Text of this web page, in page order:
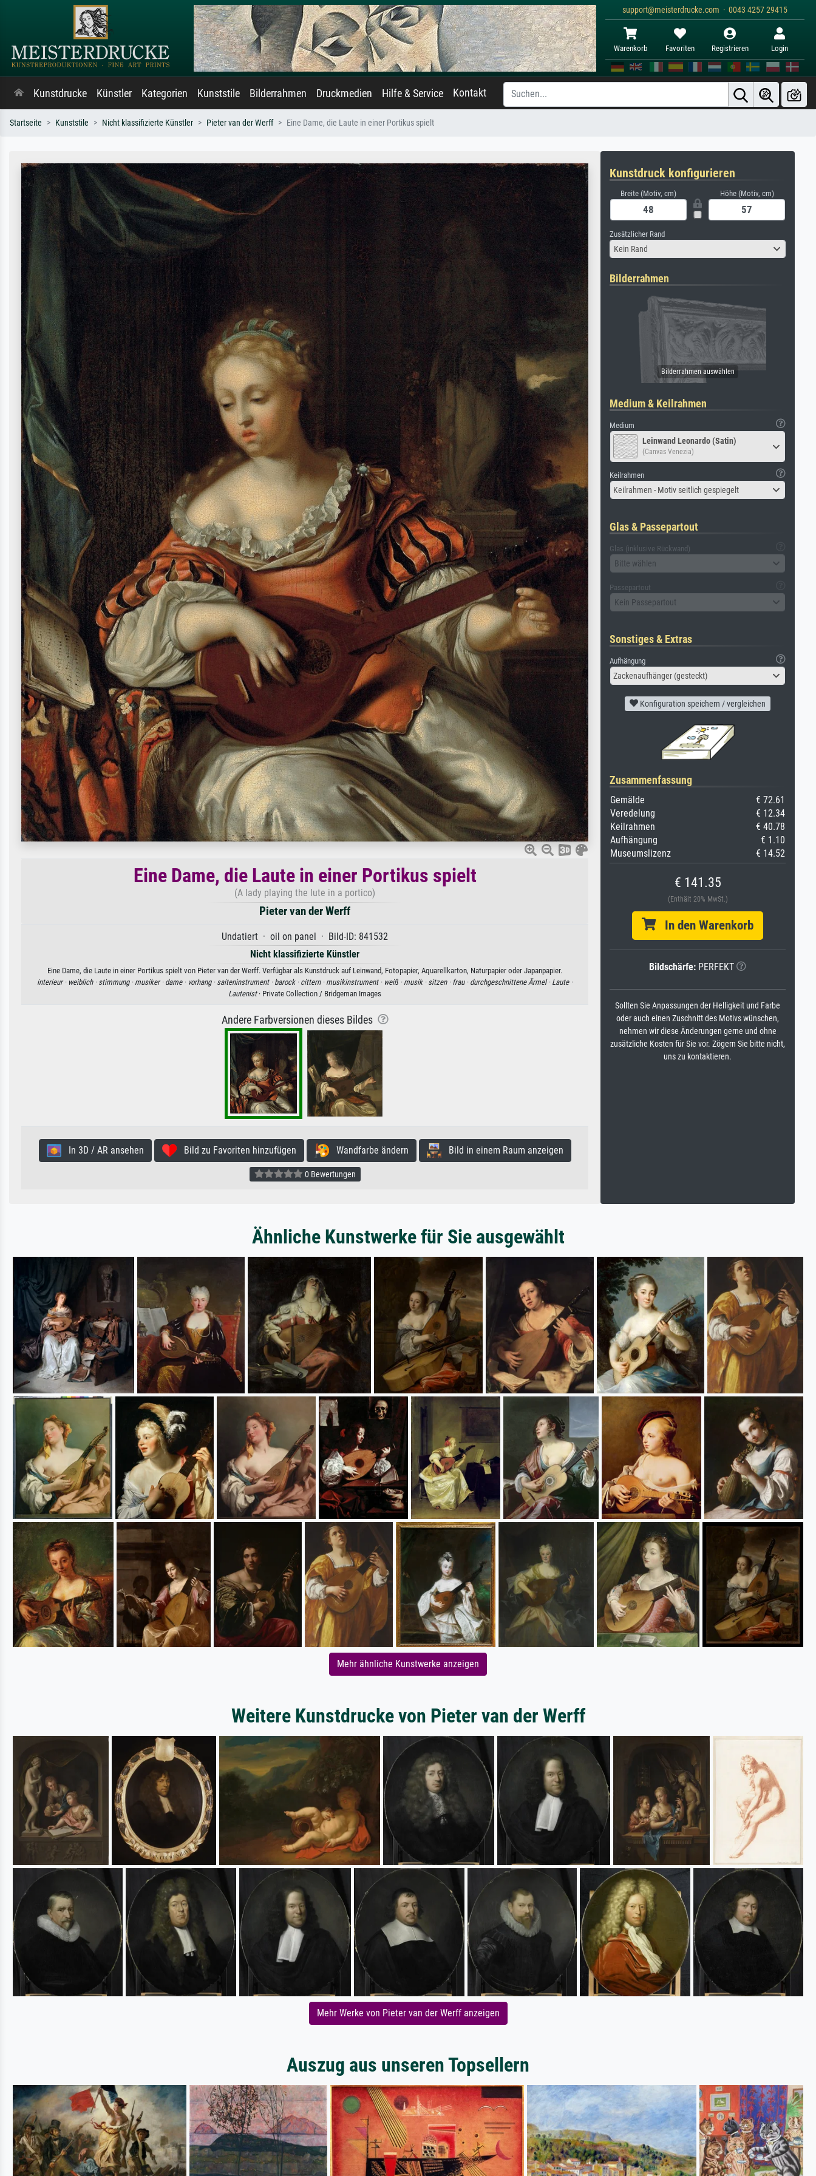
support@meisterdrucke.com · 0043 4257 29415
Warenkorb Favoriten Registrieren Login
Kunstdrucke Künstler Kategorien Kunststile Bilderrahmen Druckmedien Hilfe & Service Kontakt
Startseite Kunststile Nicht klassifizierte Künstler Pieter van der Werff Eine Dame, die Laute in einer Portikus spielt
Eine Dame, die Laute in einer Portikus spielt
(A lady playing the lute in a portico)
Pieter van der Werff
Undatiert · oil on panel · Bild-ID: 841532
Nicht klassifizierte Künstler
Eine Dame, die Laute in einer Portikus spielt von Pieter van der Werff. Verfügbar als Kunstdruck auf Leinwand, Fotopapier, Aquarellkarton, Naturpapier oder Japanpapier.
interieur · weiblich · stimmung · musiker · dame · vorhang · saiteninstrument · barock · cittern · musikinstrument · weiß · musik · sitzen · frau · durchgeschnittene Ärmel · Laute ·
Lautenist· Private Collection / Bridgeman Images
Andere Farbversionen dieses Bildes
In 3D / AR ansehen Bild zu Favoriten hinzufügen Wandfarbe ändern Bild in einem Raum anzeigen
0 Bewertungen
Kunstdruck konfigurieren
Breite (Motiv, cm) Höhe (Motiv, cm)
Zusätzlicher Rand
Kein Rand
Bilderrahmen
Medium & Keilrahmen
Medium
Leinwand Leonardo (Satin)
(Canvas Venezia)
Keilrahmen
Keilrahmen - Motiv seitlich gespiegelt
Glas & Passepartout
Glas (inklusive Rückwand)
Bitte wählen
Passepartout
Kein Passepartout
Sonstiges & Extras
Aufhängung
Zackenaufhänger (gesteckt)
Konfiguration speichern / vergleichen
Zusammenfassung
Gemälde
€ 72.61
Veredelung
€ 12.34
Keilrahmen
€ 40.78
Aufhängung
€ 1.10
Museumslizenz
€ 14.52
€ 141.35
(Enthält 20% MwSt.)
In den Warenkorb
Bildschärfe: PERFEKT
Sollten Sie Anpassungen der Helligkeit und Farbe
oder auch einen Zuschnitt des Motivs wünschen,
nehmen wir diese Änderungen gerne und ohne
zusätzliche Kosten für Sie vor. Zögern Sie bitte nicht,
uns zu kontaktieren.
Ähnliche Kunstwerke für Sie ausgewählt
Mehr ähnliche Kunstwerke anzeigen
Weitere Kunstdrucke von Pieter van der Werff
Mehr Werke von Pieter van der Werff anzeigen
Auszug aus unseren Topsellern